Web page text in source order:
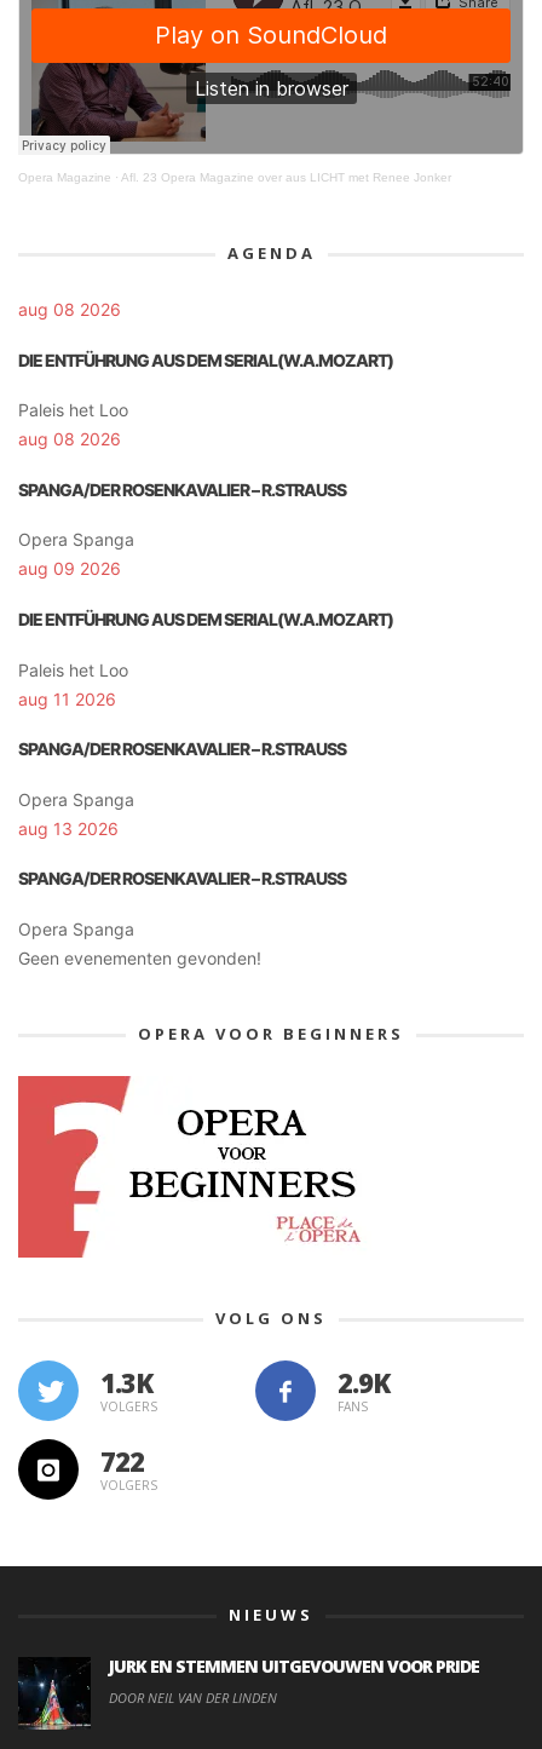
Opera Magazine · Afl. 23 Opera Magazine over aus LICHT met Renee Jonker
AGENDA
aug 08 2026
DIE ENTFÜHRUNG AUS DEM SERIAL(W.A.MOZART)
Paleis het Loo
aug 08 2026
SPANGA/DER ROSENKAVALIER – R.STRAUSS
Opera Spanga
aug 09 2026
DIE ENTFÜHRUNG AUS DEM SERIAL(W.A.MOZART)
Paleis het Loo
aug 11 2026
SPANGA/DER ROSENKAVALIER – R.STRAUSS
Opera Spanga
aug 13 2026
SPANGA/DER ROSENKAVALIER – R.STRAUSS
Opera Spanga
Geen evenementen gevonden!
OPERA VOOR BEGINNERS
VOLG ONS
1.3K
VOLGERS FANS
722
VOLGERS
NIEUWS
JURK EN STEMMEN UITGEVOUWEN VOOR PRIDE
DOOR NEIL VAN DER LINDEN